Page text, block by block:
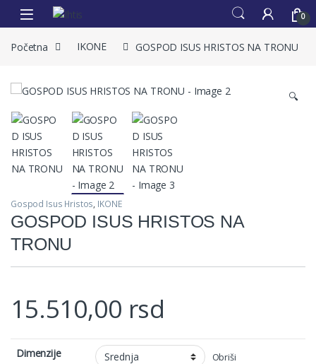
0
Početna IKONE GOSPOD ISUS HRISTOS NA TRONU
🔍
Gospod Isus Hristos, IKONE
GOSPOD ISUS HRISTOS NA
TRONU
15.510,00 rsd
Dimenzije Obriši